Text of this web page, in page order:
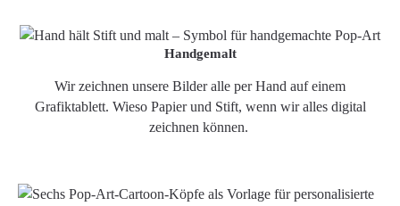
Handgemalt
Wir zeichnen unsere Bilder alle per Hand auf einem
Grafiktablett. Wieso Papier und Stift, wenn wir alles digital
zeichnen können.